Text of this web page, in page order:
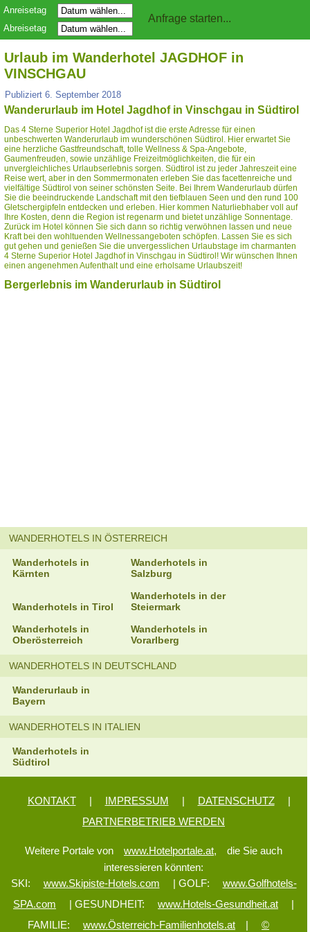
Anreisetag
Abreisetag
Urlaub im Wanderhotel JAGDHOF in
VINSCHGAU
Publiziert 6. September 2018
Wanderurlaub im Hotel Jagdhof in Vinschgau in Südtirol
Das 4 Sterne Superior Hotel Jagdhof ist die erste Adresse für einen
unbeschwerten Wanderurlaub im wunderschönen Südtirol. Hier erwartet Sie
eine herzliche Gastfreundschaft, tolle Wellness & Spa-Angebote,
Gaumenfreuden, sowie unzählige Freizeitmöglichkeiten, die für ein
unvergleichliches Urlaubserlebnis sorgen. Südtirol ist zu jeder Jahreszeit eine
Reise wert, aber in den Sommermonaten erleben Sie das facettenreiche und
vielfältige Südtirol von seiner schönsten Seite. Bei Ihrem Wanderurlaub dürfen
Sie die beeindruckende Landschaft mit den tiefblauen Seen und den rund 100
Gletschergipfeln entdecken und erleben. Hier kommen Naturliebhaber voll auf
Ihre Kosten, denn die Region ist regenarm und bietet unzählige Sonnentage.
Zurück im Hotel können Sie sich dann so richtig verwöhnen lassen und neue
Kraft bei den wohltuenden Wellnessangeboten schöpfen. Lassen Sie es sich
gut gehen und genießen Sie die unvergesslichen Urlaubstage im charmanten
4 Sterne Superior Hotel Jagdhof in Vinschgau in Südtirol! Wir wünschen Ihnen
einen angenehmen Aufenthalt und eine erholsame Urlaubszeit!
Bergerlebnis im Wanderurlaub in Südtirol
WANDERHOTELS IN ÖSTERREICH
Wanderhotels in
Kärnten
Wanderhotels in
Salzburg
Wanderhotels in Tirol
Wanderhotels in der
Steiermark
Wanderhotels in
Oberösterreich
Wanderhotels in
Vorarlberg
WANDERHOTELS IN DEUTSCHLAND
Wanderurlaub in
Bayern
WANDERHOTELS IN ITALIEN
Wanderhotels in
Südtirol
KONTAKT | IMPRESSUM | DATENSCHUTZ
|
PARTNERBETRIEB WERDEN
Weitere Portale von www.Hotelportale.at,
die Sie auch
interessieren könnten:
SKI:
www.Skipiste-Hotels.com | GOLF:
www.Golfhotels-
SPA.com
| GESUNDHEIT: www.Hotels-Gesundheit.at
|
FAMILIE:
www.Österreich-Familienhotels.at | ©